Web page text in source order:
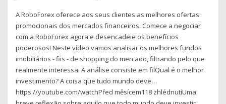
A RoboForex oferece aos seus clientes as melhores ofertas
promocionais dos mercados financeiros. Comece a negociar
com a RoboForex agora e desencadeie os benefícios
poderosos! Neste vídeo vamos analisar os melhores fundos
imobiliários - fiis - de shopping do mercado, filtrando pelo que
realmente interessa. A análise consiste em filQual é o melhor
investimento? A coisa que tudo mundo deve…
https://youtube.com/watchPřed měsícem118 zhlédnutíUma